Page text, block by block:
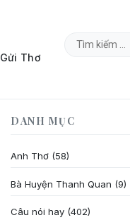
Gửi Thơ
Tìm
DANH MỤC
Anh Thơ (58)
Bà Huyện Thanh Quan (9)
Câu nói hay (402)